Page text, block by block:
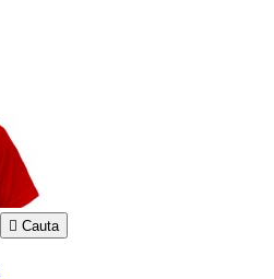
 Cauta